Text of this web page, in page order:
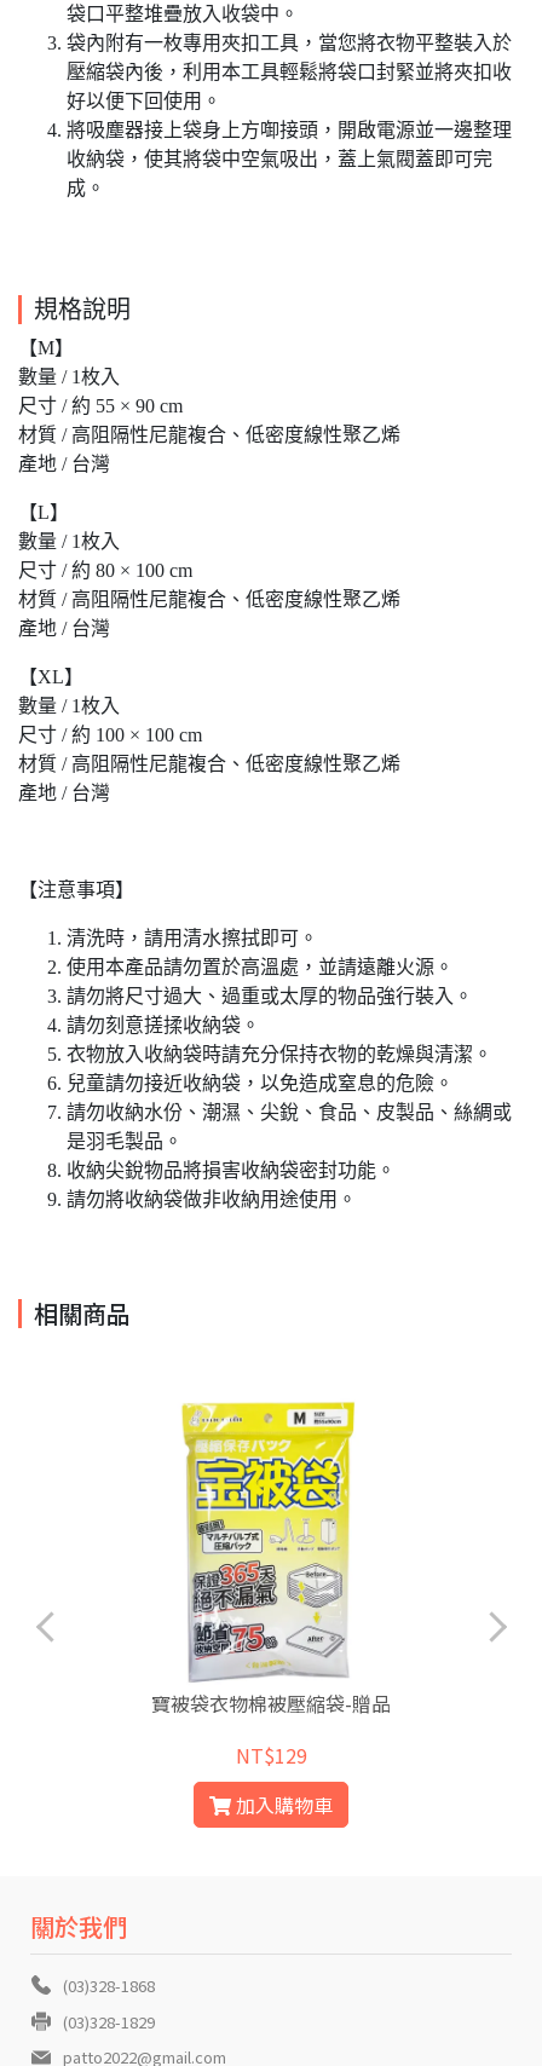
袋口平整堆疊放入收袋中。
袋內附有一枚專用夾扣工具，當您將衣物平整裝入於
壓縮袋內後，利用本工具輕鬆將袋口封緊並將夾扣收
好以便下回使用。
將吸塵器接上袋身上方啣接頭，開啟電源並一邊整理
收納袋，使其將袋中空氣吸出，蓋上氣閥蓋即可完
成。
規格說明
【M】
數量 / 1枚入
尺寸 / 約 55 × 90 cm
材質 / 高阻隔性尼龍複合、低密度線性聚乙烯
產地 / 台灣
【L】
數量 / 1枚入
尺寸 / 約 80 × 100 cm
材質 / 高阻隔性尼龍複合、低密度線性聚乙烯
產地 / 台灣
【XL】
數量 / 1枚入
尺寸 / 約 100 × 100 cm
材質 / 高阻隔性尼龍複合、低密度線性聚乙烯
產地 / 台灣
【注意事項】
清洗時，請用清水擦拭即可。
使用本產品請勿置於高溫處，並請遠離火源。
請勿將尺寸過大、過重或太厚的物品強行裝入。
請勿刻意搓揉收納袋。
衣物放入收納袋時請充分保持衣物的乾燥與清潔。
兒童請勿接近收納袋，以免造成窒息的危險。
請勿收納水份、潮濕、尖銳、食品、皮製品、絲綢或
是羽毛製品。
收納尖銳物品將損害收納袋密封功能。
請勿將收納袋做非收納用途使用。
相關商品
寶被袋衣物棉被壓縮袋-贈品
NT$129
加入購物車
關於我們
(03)328-1868
(03)328-1829
patto2022@gmail.com